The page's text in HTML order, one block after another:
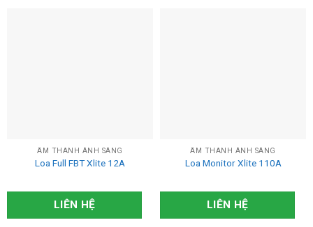
ÂM THANH ÁNH SÁNG
Loa Full FBT Xlite 12A
LIÊN HỆ
ÂM THANH ÁNH SÁNG
Loa Monitor Xlite 110A
LIÊN HỆ